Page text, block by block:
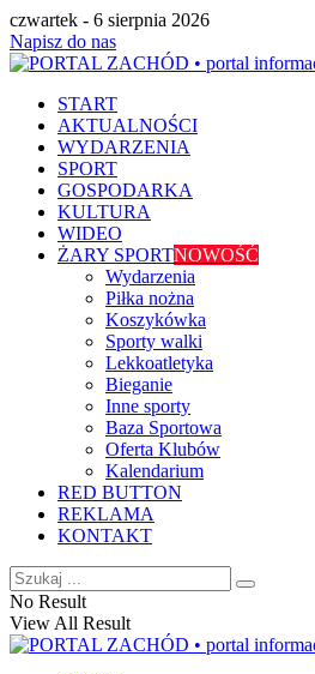
czwartek - 6 sierpnia 2026
Napisz do nas
START
AKTUALNOŚCI
WYDARZENIA
SPORT
GOSPODARKA
KULTURA
WIDEO
ŻARY SPORTNOWOŚĆ
Wydarzenia
Piłka nożna
Koszykówka
Sporty walki
Lekkoatletyka
Bieganie
Inne sporty
Baza Sportowa
Oferta Klubów
Kalendarium
RED BUTTON
REKLAMA
KONTAKT
No Result
View All Result